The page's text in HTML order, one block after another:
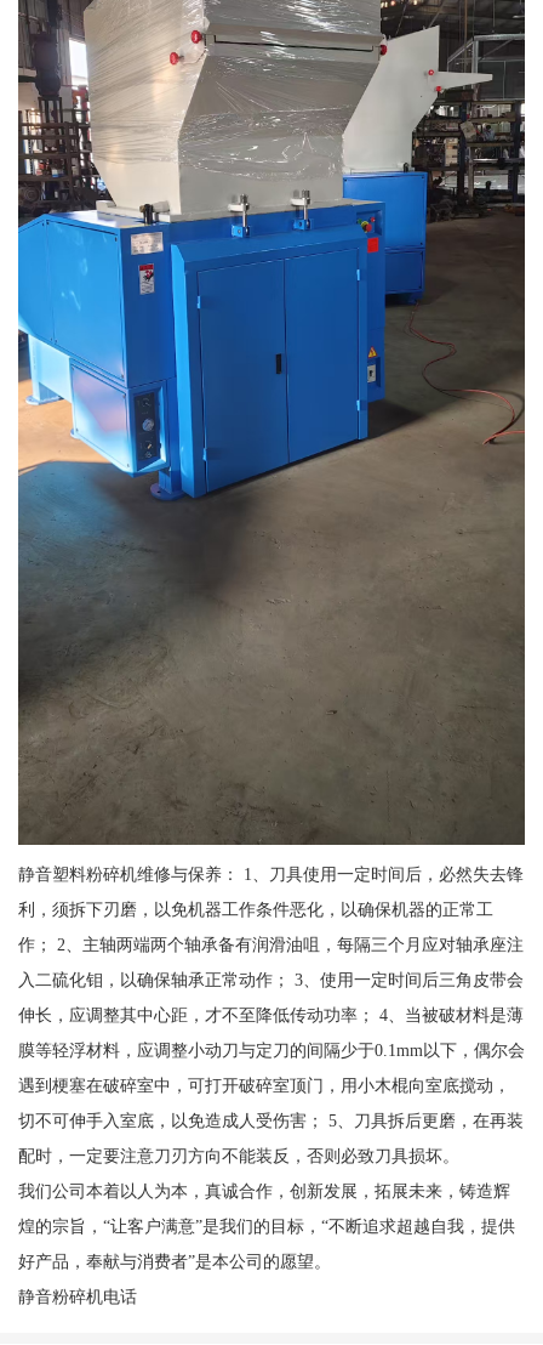
静音塑料粉碎机维修与保养： 1、刀具使用一定时间后，必然失去锋
利，须拆下刃磨，以免机器工作条件恶化，以确保机器的正常工
作； 2、主轴两端两个轴承备有润滑油咀，每隔三个月应对轴承座注
入二硫化钼，以确保轴承正常动作； 3、使用一定时间后三角皮带会
伸长，应调整其中心距，才不至降低传动功率； 4、当被破材料是薄
膜等轻浮材料，应调整小动刀与定刀的间隔少于0.1mm以下，偶尔会
遇到梗塞在破碎室中，可打开破碎室顶门，用小木棍向室底搅动，
切不可伸手入室底，以免造成人受伤害； 5、刀具拆后更磨，在再装
配时，一定要注意刀刃方向不能装反，否则必致刀具损坏。
我们公司本着以人为本，真诚合作，创新发展，拓展未来，铸造辉
煌的宗旨，“让客户满意”是我们的目标，“不断追求超越自我，提供
好产品，奉献与消费者”是本公司的愿望。
静音粉碎机电话